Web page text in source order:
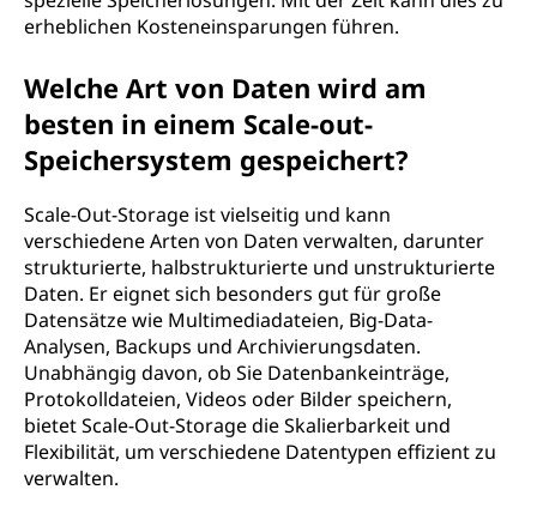
erheblichen Kosteneinsparungen führen.
Welche Art von Daten wird am
besten in einem Scale-out-
Speichersystem gespeichert?
Scale-Out-Storage ist vielseitig und kann
verschiedene Arten von Daten verwalten, darunter
strukturierte, halbstrukturierte und unstrukturierte
Daten. Er eignet sich besonders gut für große
Datensätze wie Multimediadateien, Big-Data-
Analysen, Backups und Archivierungsdaten.
Unabhängig davon, ob Sie Datenbankeinträge,
Protokolldateien, Videos oder Bilder speichern,
bietet Scale-Out-Storage die Skalierbarkeit und
Flexibilität, um verschiedene Datentypen effizient zu
verwalten.